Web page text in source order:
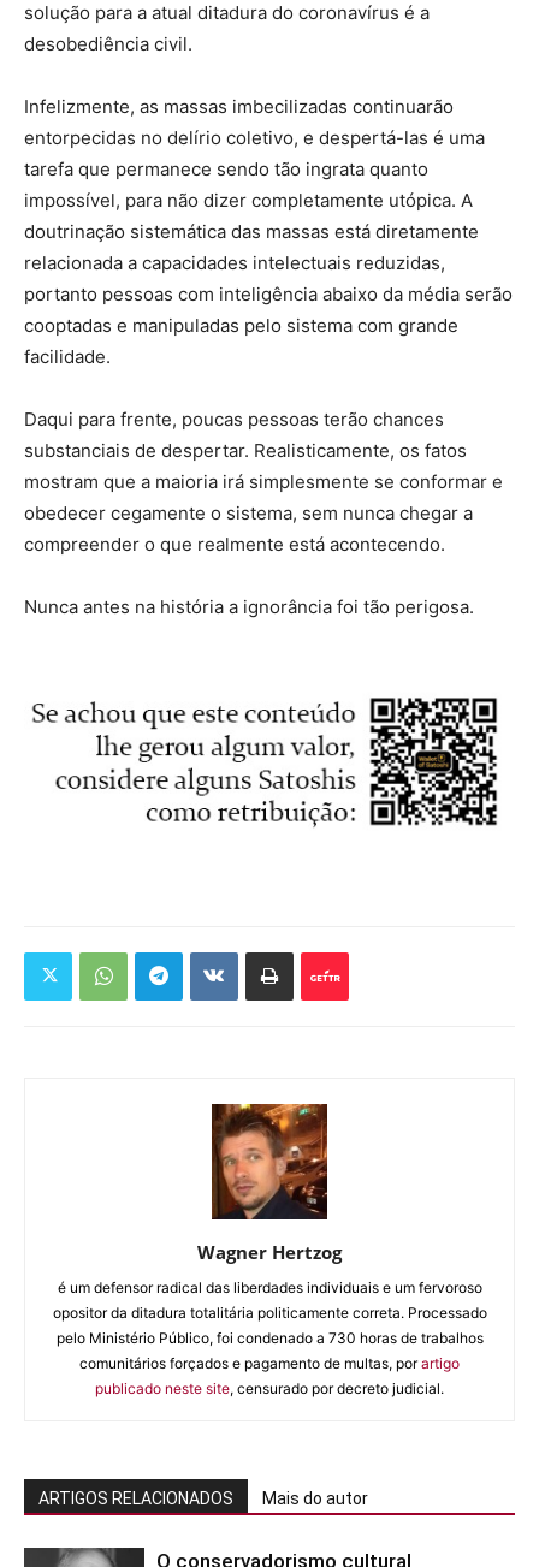
solução para a atual ditadura do coronavírus é a
desobediência civil.
Infelizmente, as massas imbecilizadas continuarão
entorpecidas no delírio coletivo, e despertá-las é uma
tarefa que permanece sendo tão ingrata quanto
impossível, para não dizer completamente utópica. A
doutrinação sistemática das massas está diretamente
relacionada a capacidades intelectuais reduzidas,
portanto pessoas com inteligência abaixo da média serão
cooptadas e manipuladas pelo sistema com grande
facilidade.
Daqui para frente, poucas pessoas terão chances
substanciais de despertar. Realisticamente, os fatos
mostram que a maioria irá simplesmente se conformar e
obedecer cegamente o sistema, sem nunca chegar a
compreender o que realmente está acontecendo.
Nunca antes na história a ignorância foi tão perigosa.
Wagner Hertzog
é um defensor radical das liberdades individuais e um fervoroso
opositor da ditadura totalitária politicamente correta. Processado
pelo Ministério Público, foi condenado a 730 horas de trabalhos
comunitários forçados e pagamento de multas, porartigo
publicado neste site, censurado por decreto judicial.
ARTIGOS RELACIONADOS Mais do autor
O conservadorismo cultural